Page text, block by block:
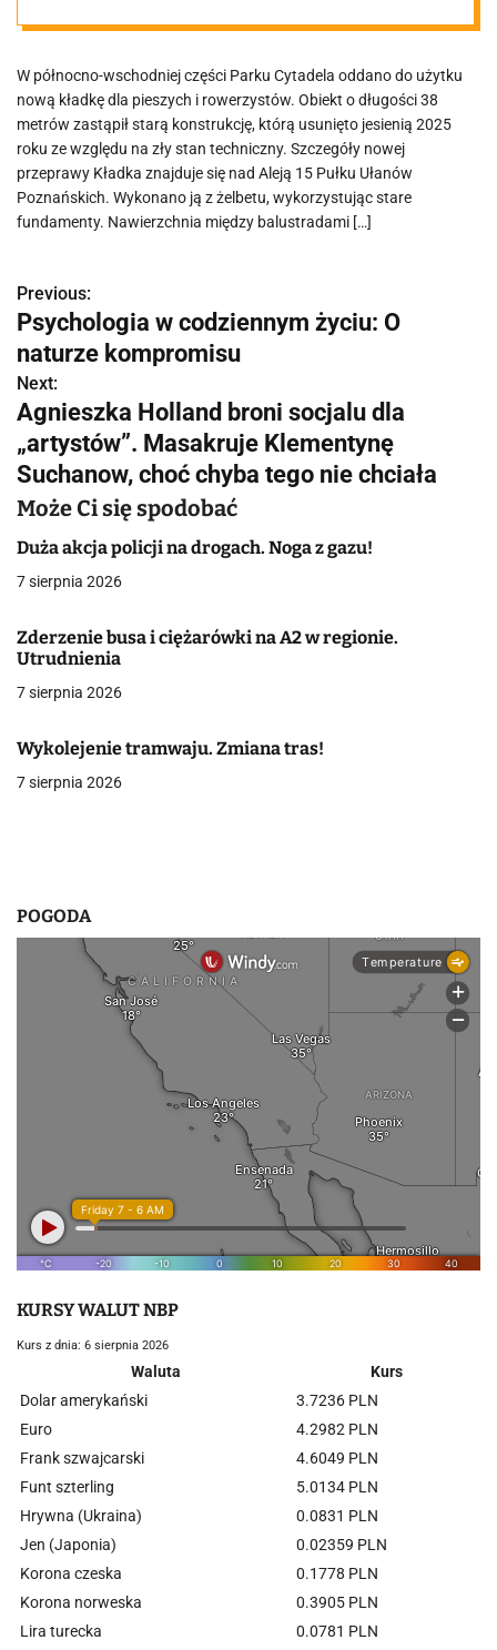
się w parku?
W północno-wschodniej części Parku Cytadela oddano do użytku
nową kładkę dla pieszych i rowerzystów. Obiekt o długości 38
metrów zastąpił starą konstrukcję, którą usunięto jesienią 2025
roku ze względu na zły stan techniczny. Szczegóły nowej
przeprawy Kładka znajduje się nad Aleją 15 Pułku Ułanów
Poznańskich. Wykonano ją z żelbetu, wykorzystując stare
fundamenty. Nawierzchnia między balustradami […]
N
a
w
i
g
a
c
j
a
w
i
Previous:
Psychologia w codziennym życiu: O
naturze kompromisu
Next:
Agnieszka Holland broni socjalu dla
„artystów”. Masakruje Klementynę
Suchanow, choć chyba tego nie chciała
Może Ci się spodobać
Duża akcja policji na drogach. Noga z gazu!
7 sierpnia 2026
Zderzenie busa i ciężarówki na A2 w regionie.
Utrudnienia
7 sierpnia 2026
Wykolejenie tramwaju. Zmiana tras!
7 sierpnia 2026
POGODA
KURSY WALUT NBP
Kurs z dnia: 6 sierpnia 2026
Waluta
Kurs
Dolar amerykański
3.7236 PLN
Euro
4.2982 PLN
Frank szwajcarski
4.6049 PLN
Funt szterling
5.0134 PLN
Hrywna (Ukraina)
0.0831 PLN
Jen (Japonia)
0.02359 PLN
Korona czeska
0.1778 PLN
Korona norweska
0.3905 PLN
Lira turecka
0.0781 PLN